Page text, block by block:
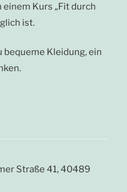
einem Kurs „Fit durch
ist.
bequeme Kleidung, ein
Straße 41, 40489